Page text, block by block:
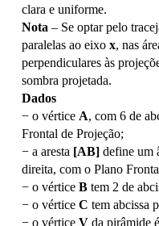
clara e uniforme.
Nota – Se optar pelo
paralelas ao eixo x, nas
perpendiculares às
sombra projetada.
Dados
− o vértice A, com 6 de
Frontal de Projeção;
− a aresta [AB]define um
direita, com o Plano
− o vértice Btem 2 de
− o vértice C tem abcissa
− o vértice Vda pirâmide